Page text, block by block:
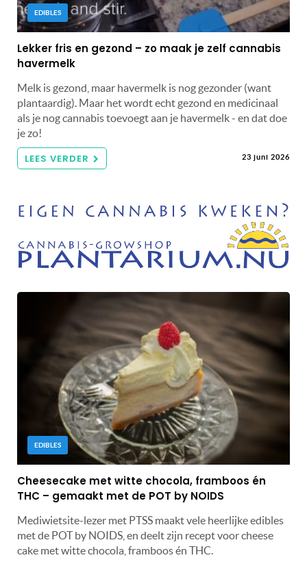
EDIBLES
Lekker fris en gezond – zo maak je zelf cannabis
havermelk
Melk is gezond, maar havermelk is nog gezonder (want
plantaardig). Maar het wordt echt gezond en medicinaal
als je nog cannabis toevoegt aan je havermelk - en dat doe
je zo!
LEES VERDER 23 juni 2026
EDIBLES
Cheesecake met witte chocola, framboos én
THC – gemaakt met de POT by NOIDS
Mediwietsite-lezer met PTSS maakt vele heerlijke edibles
met de POT by NOIDS, en deelt zijn recept voor cheese
cake met witte chocola, framboos én THC.